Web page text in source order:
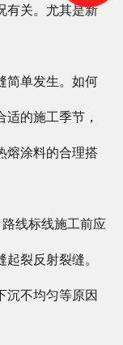
有关。尤其是新
简单发生。如何
的施工季节，
熔涂料的合理搭
线标线施工前应
裂反射裂缝。
沉不均匀等原因